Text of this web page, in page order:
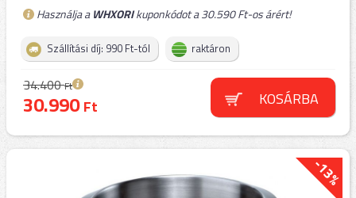
Használja aWHXORIkuponkódot a 30.590 Ft-os árért!
Szállítási díj: 990 Ft-tól raktáron
34.400Ft
30.990Ft KOSÁRBA
-13%